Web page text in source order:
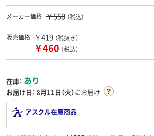
メーカー価格 ￥550 （税込）
販売価格 ￥419 （税抜き）
￥460 （税込）
在庫： あり
お届け日： 8月11日（火）にお届け
アスクル在庫商品